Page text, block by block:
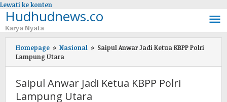
Lewati ke konten
Hudhudnews.co
Karya Nyata
Homepage » Nasional » Saipul Anwar Jadi Ketua KBPP Polri
Lampung Utara
Saipul Anwar Jadi Ketua KBPP Polri
Lampung Utara